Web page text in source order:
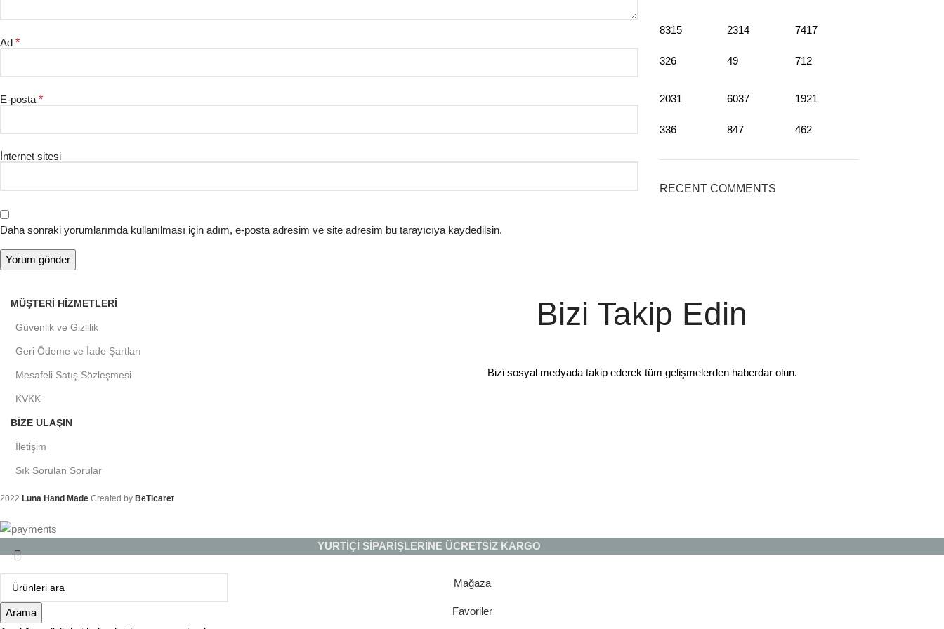
Ad *
E-posta *
İnternet sitesi
Daha sonraki yorumlarımda kullanılması için adım, e-posta adresim ve site adresim bu tarayıcıya kaydedilsin.
8315
326
2314
49
7417
712
2031
336
6037
847
1921
462
RECENT COMMENTS
MÜŞTERI HIZMETLERI
Güvenlik ve Gizlilik
Geri Ödeme ve İade Şartları
Mesafeli Satış Sözleşmesi
KVKK
BIZE ULAŞIN
İletişim
Sık Sorulan Sorular
Bizi Takip Edin
Bizi sosyal medyada takip ederek tüm gelişmelerden haberdar olun.
2022 Luna Hand Made Created by BeTicaret
Arama
YURTİÇİ SİPARİŞLERİNE ÜCRETSİZ KARGO
Mağaza
Favoriler